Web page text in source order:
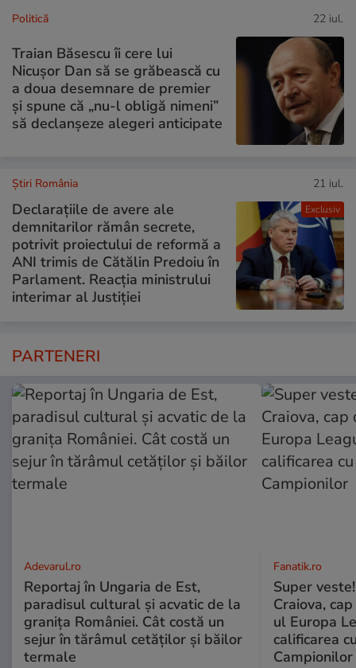
Politică 22 iul.
Traian Băsescu îi cere lui
Nicușor Dan să se grăbească cu
a doua desemnare de premier
și spune că „nu-l obligă nimeni”
să declanșeze alegeri anticipate
Exclusiv
Știri România 21 iul.
Declarațiile de avere ale
demnitarilor rămân secrete,
potrivit proiectului de reformă a
ANI trimis de Cătălin Predoiu în
Parlament. Reacția ministrului
interimar al Justiției
PARTENERI
Adevarul.ro
Reportaj în Ungaria de Est,
paradisul cultural și acvatic de la
granița României. Cât costă un
sejur în tărâmul cetăților și băilor
termale
Fanatik.ro
Super
Craiova,
ul Europa
calificarea
Campionilor